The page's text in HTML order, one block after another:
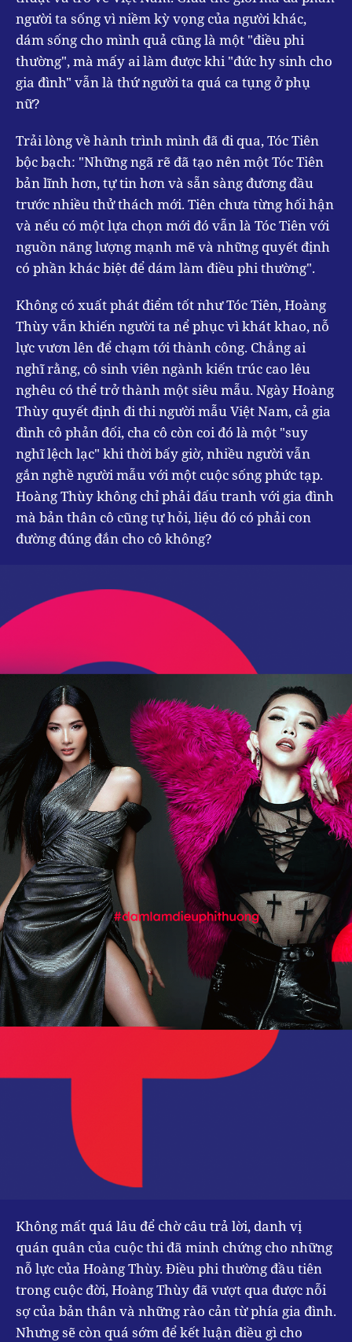
người ta sống vì niềm kỳ vọng của người khác,
dám sống cho mình quả cũng là một "điều phi
thường", mà mấy ai làm được khi "đức hy sinh cho
gia đình" vẫn là thứ người ta quá ca tụng ở phụ
nữ?
Trải lòng về hành trình mình đã đi qua, Tóc Tiên
bộc bạch: "Những ngã rẽ đã tạo nên một Tóc Tiên
bản lĩnh hơn, tự tin hơn và sẵn sàng đương đầu
trước nhiều thử thách mới. Tiên chưa từng hối hận
và nếu có một lựa chọn mới đó vẫn là Tóc Tiên với
nguồn năng lượng mạnh mẽ và những quyết định
có phần khác biệt để dám làm điều phi thường".
Không có xuất phát điểm tốt như Tóc Tiên, Hoàng
Thùy vẫn khiến người ta nể phục vì khát khao, nỗ
lực vươn lên để chạm tới thành công. Chẳng ai
nghĩ rằng, cô sinh viên ngành kiến trúc cao lêu
nghêu có thể trở thành một siêu mẫu. Ngày Hoàng
Thùy quyết định đi thi người mẫu Việt Nam, cả gia
đình cô phản đối, cha cô còn coi đó là một "suy
nghĩ lệch lạc" khi thời bấy giờ, nhiều người vẫn
gắn nghề người mẫu với một cuộc sống phức tạp.
Hoàng Thùy không chỉ phải đấu tranh với gia đình
mà bản thân cô cũng tự hỏi, liệu đó có phải con
đường đúng đắn cho cô không?
Không mất quá lâu để chờ câu trả lời, danh vị
quán quân của cuộc thi đã minh chứng cho những
nỗ lực của Hoàng Thùy. Điều phi thường đầu tiên
trong cuộc đời, Hoàng Thùy đã vượt qua được nỗi
sợ của bản thân và những rào cản từ phía gia đình.
Nhưng sẽ còn quá sớm để kết luận điều gì cho